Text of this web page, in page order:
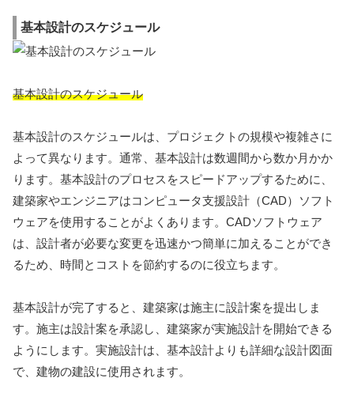
基本設計のスケジュール
基本設計のスケジュール
基本設計のスケジュールは、プロジェクトの規模や複雑さに
よって異なります。通常、基本設計は数週間から数か月かか
ります。基本設計のプロセスをスピードアップするために、
建築家やエンジニアはコンピュータ支援設計（CAD）ソフト
ウェアを使用することがよくあります。CADソフトウェア
は、設計者が必要な変更を迅速かつ簡単に加えることができ
るため、時間とコストを節約するのに役立ちます。
基本設計が完了すると、建築家は施主に設計案を提出しま
す。施主は設計案を承認し、建築家が実施設計を開始できる
ようにします。実施設計は、基本設計よりも詳細な設計図面
で、建物の建設に使用されます。